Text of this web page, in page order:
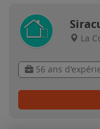
La
56 ans